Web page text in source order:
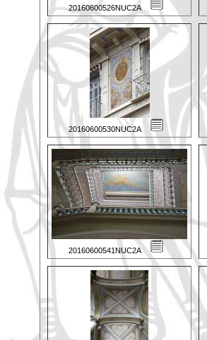
20160600526NUC2A
20160600530NUC2A
20160600541NUC2A